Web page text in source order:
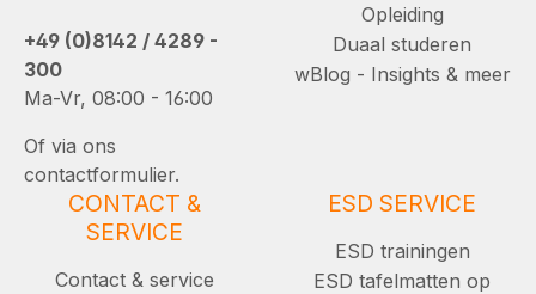
+49 (0)8142 / 4289 -
300
Ma-Vr, 08:00 - 16:00
Of via ons
contactformulier.
Opleiding
Duaal studeren
wBlog - Insights & meer
CONTACT &
SERVICE
Contact & service
ESD SERVICE
ESD trainingen
ESD tafelmatten op